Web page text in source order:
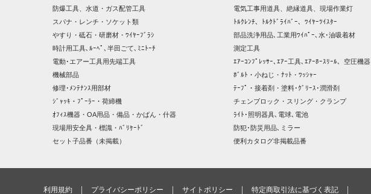
防爆工具、水道・ガス配管工具
電気工事用道具、絶縁道具、現場作業灯
スパナ・レンチ・ソケット類
ﾄﾙｸﾚﾝﾁ、ﾄﾙｸﾄﾞﾗｲﾊﾞｰ、ﾜｲﾔｰﾂｲｽﾀｰ
やすり・砥石・研磨材・ﾜｲﾔｰﾌﾞﾗｼ
部品洗浄用品､工業用ﾜｲﾊﾟｰ､水･油吸着材
時計用工具､ﾙｰﾍﾟ､半田ごて､ﾐﾆﾄｰﾁ
測定工具
電動･エアー工具用先端工具
ｴｱｰｺﾝﾌﾟﾚｯｻｰ､ｴｱｰ工具､ｴｱｰﾎｰｽﾘｰﾙ、空圧機器
機械部品
ﾎﾞﾙﾄ・小ねじ・ﾅｯﾄ・ﾜｯｼｬｰ
修理･ﾒﾝﾃﾅﾝｽ用部材
ﾃｰﾌﾟ・接着剤・塗料･ｸﾞﾘｰｽ･潤滑剤
ｼﾞｬｯｷ・ﾌﾟｰﾗｰ・荷締機
チェンブロック・スリング・クランプ
ｵﾌｨｽ機器・OA用品・備品・かばん・什器
ﾗｲﾄ･照明器具､電球､電池
現場用安全具・標識・ﾊﾞﾘｹｰﾄﾞ
防犯･防災用品､ミラー
セット子品番（未掲載）
便利カタログ非掲載品番
利用規約 プライバシーポリシー サイトポリシー 特定商取引法に基づく表記